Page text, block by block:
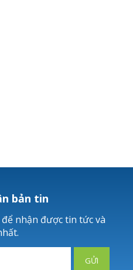
bản tin
nhận được tin tức và
GỬI